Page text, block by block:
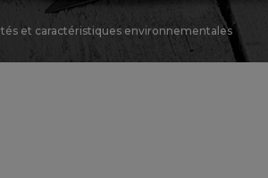
et caractéristiques environnementales